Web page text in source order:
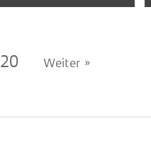
20 Weiter »